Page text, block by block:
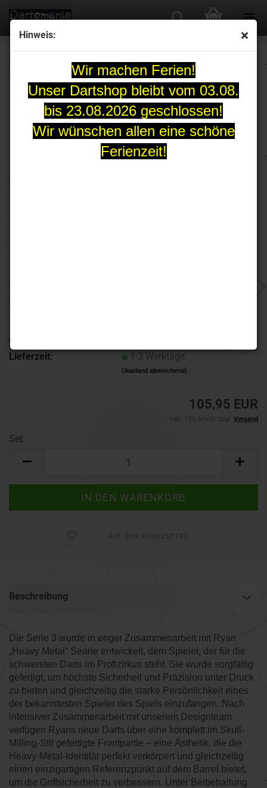
Hinweis:
Wir machen Ferien!
Unser Dartshop bleibt vom 03.08.
bis 23.08.2026 geschlossen!
Wir wünschen allen eine schöne
Ferienzeit!
Art.Nr.:
Lieferzeit:
1-3 Werktage
(Ausland abweichend)
105,95 EUR
inkl. 19% MwSt. zzgl. Versand
Set:
Beschreibung
Die Serie 3 wurde in enger Zusammenarbeit mit Ryan
„Heavy Metal“ Searle entwickelt, dem Spieler, der für die
schwersten Darts im Profizirkus steht. Sie wurde sorgfältig
gefertigt, um höchste Sicherheit und Präzision unter Druck
zu bieten und gleichzeitig die starke Persönlichkeit eines
der bekanntesten Spieler des Spiels einzufangen. Nach
intensiver Zusammenarbeit mit unserem Designteam
verfügen Ryans neue Darts über eine komplett im Skull-
Milling-Stil gefertigte Frontpartie – eine Ästhetik, die die
Heavy-Metal-Identität perfekt verkörpert und gleichzeitig
einen einzigartigen Referenzpunkt auf dem Barrel bietet,
um die Griffsicherheit zu verbessern. Unter Beibehaltung